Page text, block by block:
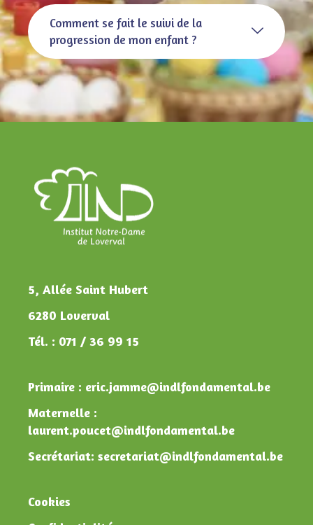
Comment se fait le suivi de la
progression de mon enfant ?
5, Allée Saint Hubert
6280 Loverval
Tél. : 071 / 36 99 15
Primaire : eric.jamme@indlfondamental.be
Maternelle :
laurent.poucet@indlfondamental.be
Secrétariat: secretariat@indlfondamental.be
Cookies